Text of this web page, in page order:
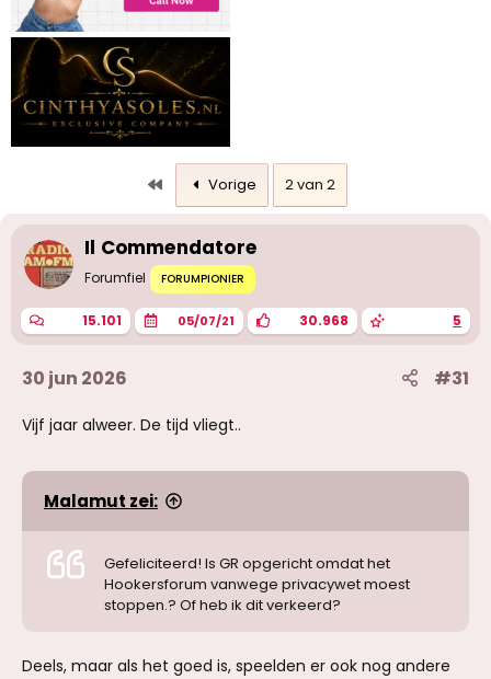
Eerste Vorige 2 van 2
Il Commendatore
Forumfiel FORUMPIONIER
15.101 05/07/21 30.968 5
30 jun 2026 #31
Vijf jaar alweer. De tijd vliegt..
Malamut zei:
Gefeliciteerd! Is GR opgericht omdat het
Hookersforum vanwege privacywet moest
stoppen.? Of heb ik dit verkeerd?
Deels, maar als het goed is, speelden er ook nog andere